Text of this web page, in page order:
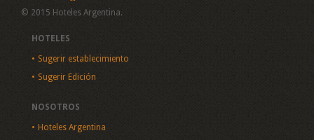
© 2015 Hoteles Argentina.
HOTELES
Sugerir establecimiento
Sugerir Edición
NOSOTROS
Hoteles Argentina